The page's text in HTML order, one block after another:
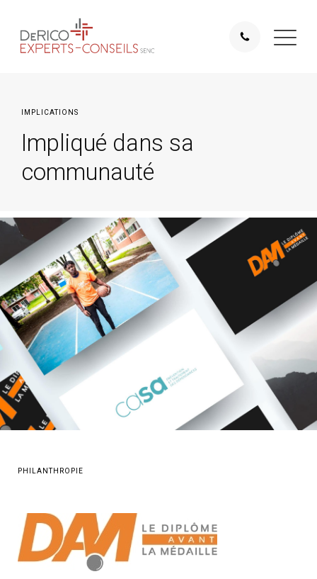
IMPLICATIONS
Impliqué dans sa
communauté
PHILANTHROPIE